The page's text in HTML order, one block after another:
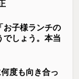
お子様ランチの
でしょう。本当
度も向き合っ